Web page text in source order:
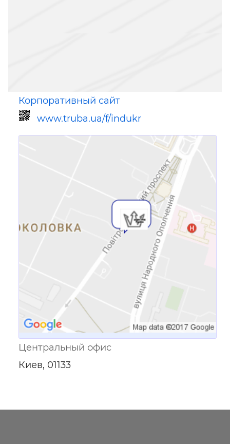
Корпоративный сайт
www.truba.ua/f/indukr
Ссылка для мобильных устройств
Центральный офис
Киев, 01133